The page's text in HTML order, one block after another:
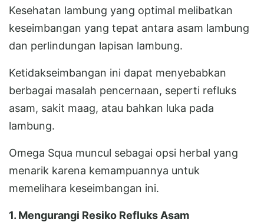
Kesehatan lambung yang optimal melibatkan
keseimbangan yang tepat antara asam lambung
dan perlindungan lapisan lambung.
Ketidakseimbangan ini dapat menyebabkan
berbagai masalah pencernaan, seperti refluks
asam, sakit maag, atau bahkan luka pada
lambung.
Omega Squa muncul sebagai opsi herbal yang
menarik karena kemampuannya untuk
memelihara keseimbangan ini.
1. Mengurangi Resiko Refluks Asam